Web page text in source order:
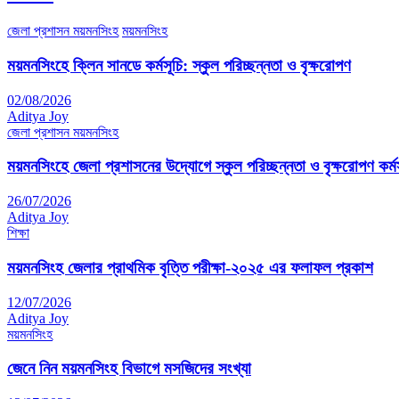
জেলা প্রশাসন ময়মনসিংহ ময়মনসিংহ
ময়মনসিংহে ক্লিন সানডে কর্মসূচি: স্কুল পরিচ্ছন্নতা ও বৃক্ষরোপণ
02/08/2026
Aditya Joy
জেলা প্রশাসন ময়মনসিংহ
ময়মনসিংহে জেলা প্রশাসনের উদ্যোগে স্কুল পরিচ্ছন্নতা ও বৃক্ষরোপণ
26/07/2026
Aditya Joy
শিক্ষা
ময়মনসিংহ জেলার প্রাথমিক বৃত্তি পরীক্ষা-২০২৫ এর ফলাফল প্রকাশ
12/07/2026
Aditya Joy
ময়মনসিংহ
জেনে নিন ময়মনসিংহ বিভাগে মসজিদের সংখ্যা